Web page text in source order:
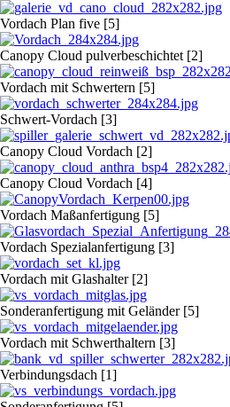
Vordach Plan five [5]
Canopy Cloud pulverbeschichtet [2]
Vordach mit Schwertern [5]
Schwert-Vordach [3]
Canopy Cloud Vordach [2]
Canopy Cloud Vordach [4]
Vordach Maßanfertigung [5]
Vordach Spezialanfertigung [3]
Vordach mit Glashalter [2]
Sonderanfertigung mit Geländer [5]
Vordach mit Schwerthaltern [3]
Verbindungsdach [1]